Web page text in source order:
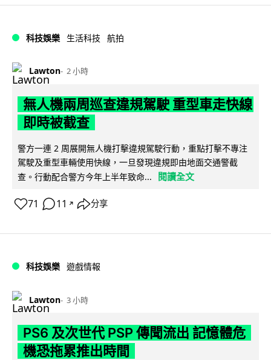
科技娛樂 生活科技 航拍
Lawton 2 小時
無人機兩周巡查違規駕駛 重型車走快線
即時被截查
警方一連 2 周展開無人機打擊違規駕駛行動，重點打擊不專注
駕駛及重型車輛使用快線，一旦發現違規即由地面交通警截
查。行動配合警方今年上半年致命...
閱讀全文
71 11 ↗ 分享
科技娛樂 遊戲情報
Lawton 3 小時
PS6 及次世代 PSP 傳聞流出 記憶體危
機恐拖累推出時間